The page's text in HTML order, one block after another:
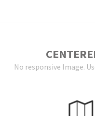
No responsive Image.